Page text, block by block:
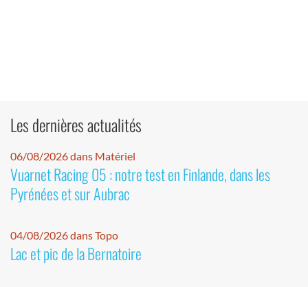
Les dernières actualités
06/08/2026 dans Matériel
Vuarnet Racing 05 : notre test en Finlande, dans les
Pyrénées et sur Aubrac
04/08/2026 dans Topo
Lac et pic de la Bernatoire